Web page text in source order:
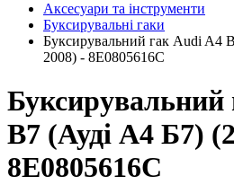
Аксесуари та інструменти
Буксирувальні гаки
Буксирувальний гак Audi A4
2008) - 8E0805616C
B7 (Ауді А4 Б7)
8E0805616C